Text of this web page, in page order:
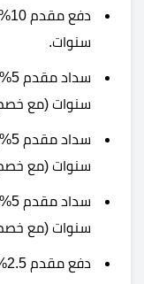
سنوات.
سنوات (مع خصم
سنوات (مع خصم
سنوات (مع خصم
دفع مقدم 2.5%، وتقسيط سعر الوحدة على 12 سنة.